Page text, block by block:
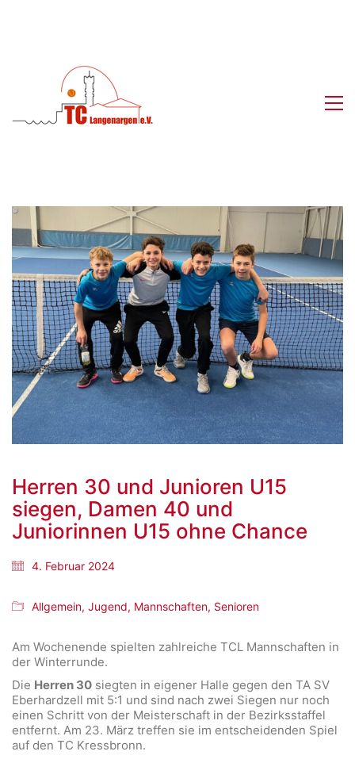
Herren 30 und Junioren U15
siegen, Damen 40 und
Juniorinnen U15 ohne Chance
4. Februar 2024
Allgemein, Jugend, Mannschaften, Senioren
Am Wochenende spielten zahlreiche TCL Mannschaften in
der Winterrunde.
Die Herren 30 siegten in eigener Halle gegen den TA SV
Eberhardzell mit 5:1 und sind nach zwei Siegen nur noch
einen Schritt von der Meisterschaft in der Bezirksstaffel
entfernt. Am 23. März treffen sie im entscheidenden Spiel
auf den TC Kressbronn.